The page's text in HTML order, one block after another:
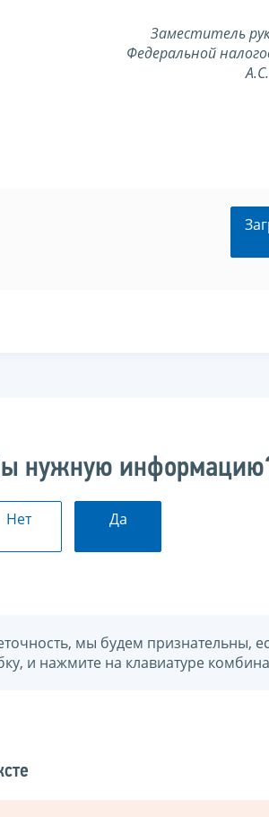
Заместитель
Федеральной
нужную
Нет Да
мы будем признательны,
и нажмите на клавиатуре